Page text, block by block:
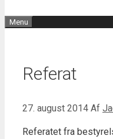
Menu
Referat
27. august 2014 Af
Referatet fra